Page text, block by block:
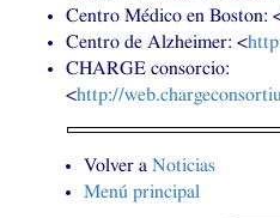
Centro Médico en Boston:
Centro de Alzheimer: <
CHARGE consorcio:
<http://
Volver a Noticias
Menú principal